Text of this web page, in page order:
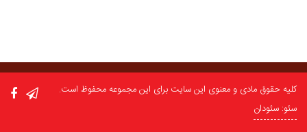
کلیه حقوق مادی و معنوی این سایت برای این مجموعه محفوظ است.
سئو: سئودان